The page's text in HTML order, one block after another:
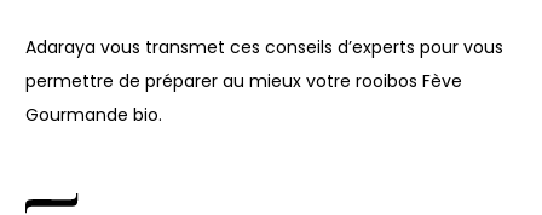
Adaraya vous transmet ces conseils d’experts pour vous
permettre de préparer au mieux votre rooibos Fève
Gourmande bio.